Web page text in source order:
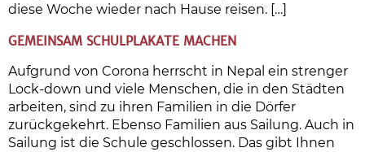
diese Woche wieder nach Hause reisen. […]
GEMEINSAM SCHULPLAKATE MACHEN
Aufgrund von Corona herrscht in Nepal ein strenger
Lock-down und viele Menschen, die in den Städten
arbeiten, sind zu ihren Familien in die Dörfer
zurückgekehrt. Ebenso Familien aus Sailung. Auch in
Sailung ist die Schule geschlossen. Das gibt Ihnen